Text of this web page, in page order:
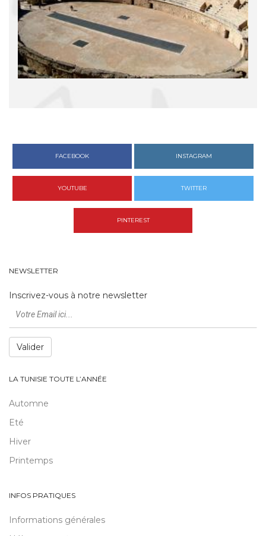
FACEBOOK INSTAGRAM
YOUTUBE TWITTER
PINTEREST
NEWSLETTER
Inscrivez-vous à notre newsletter
Valider
LA TUNISIE TOUTE L’ANNÉE
Automne
Eté
Hiver
Printemps
INFOS PRATIQUES
Informations générales